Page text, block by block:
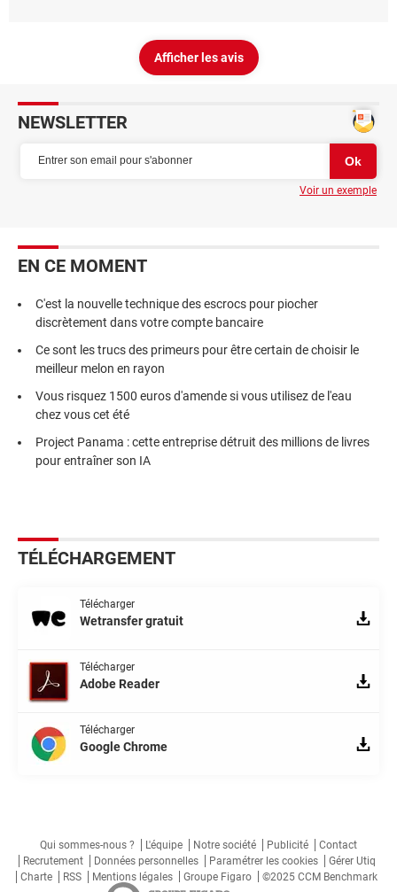
Afficher les avis
NEWSLETTER
Voir un exemple
EN CE MOMENT
C'est la nouvelle technique des escrocs pour piocher
discrètement dans votre compte bancaire
Ce sont les trucs des primeurs pour être certain de choisir le
meilleur melon en rayon
Vous risquez 1500 euros d'amende si vous utilisez de l'eau
chez vous cet été
Project Panama : cette entreprise détruit des millions de livres
pour entraîner son IA
TÉLÉCHARGEMENT
Télécharger
Wetransfer gratuit
Télécharger
Adobe Reader
Télécharger
Google Chrome
Qui sommes-nous ? L'équipe Notre société Publicité
Contact
Recrutement
Données personnelles Paramétrer les cookies
Gérer Utiq
Charte
RSS Mentions légales Groupe Figaro ©2025 CCM Benchmark